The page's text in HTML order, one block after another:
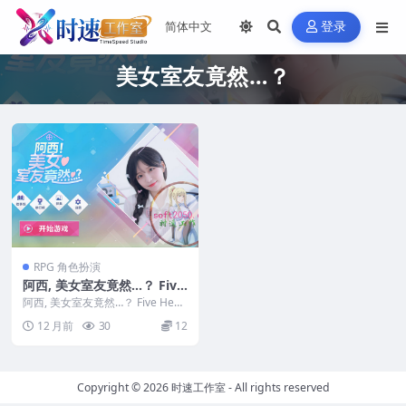
登录
美女室友竟然…？
RPG 角色扮演
阿西, 美女室友竟然…？ Five
Hearts Under One Roof W
IN游戏 PC电脑游戏 适配系统
WIN10 WIN11
阿西, 美女室友竟然…？ Five Hear
12 月前 30 12
Copyright © 2026时速工作室- All rights reserved